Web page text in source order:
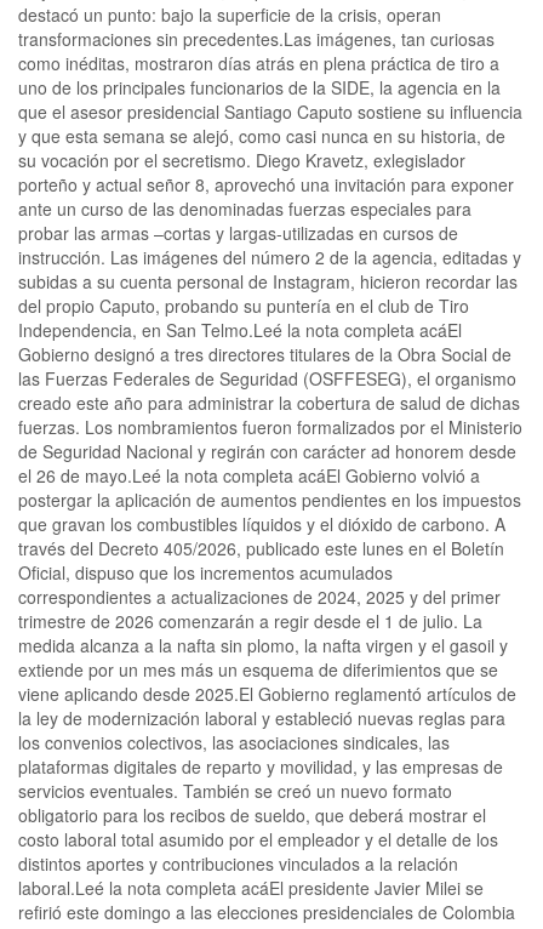
destacó un punto: bajo la superficie de la crisis, operan
transformaciones sin precedentes.Las imágenes, tan curiosas
como inéditas, mostraron días atrás en plena práctica de tiro a
uno de los principales funcionarios de la SIDE, la agencia en la
que el asesor presidencial Santiago Caputo sostiene su influencia
y que esta semana se alejó, como casi nunca en su historia, de
su vocación por el secretismo. Diego Kravetz, exlegislador
porteño y actual señor 8, aprovechó una invitación para exponer
ante un curso de las denominadas fuerzas especiales para
probar las armas –cortas y largas-utilizadas en cursos de
instrucción. Las imágenes del número 2 de la agencia, editadas y
subidas a su cuenta personal de Instagram, hicieron recordar las
del propio Caputo, probando su puntería en el club de Tiro
Independencia, en San Telmo.Leé la nota completa acáEl
Gobierno designó a tres directores titulares de la Obra Social de
las Fuerzas Federales de Seguridad (OSFFESEG), el organismo
creado este año para administrar la cobertura de salud de dichas
fuerzas. Los nombramientos fueron formalizados por el Ministerio
de Seguridad Nacional y regirán con carácter ad honorem desde
el 26 de mayo.Leé la nota completa acáEl Gobierno volvió a
postergar la aplicación de aumentos pendientes en los impuestos
que gravan los combustibles líquidos y el dióxido de carbono. A
través del Decreto 405/2026, publicado este lunes en el Boletín
Oficial, dispuso que los incrementos acumulados
correspondientes a actualizaciones de 2024, 2025 y del primer
trimestre de 2026 comenzarán a regir desde el 1 de julio. La
medida alcanza a la nafta sin plomo, la nafta virgen y el gasoil y
extiende por un mes más un esquema de diferimientos que se
viene aplicando desde 2025.El Gobierno reglamentó artículos de
la ley de modernización laboral y estableció nuevas reglas para
los convenios colectivos, las asociaciones sindicales, las
plataformas digitales de reparto y movilidad, y las empresas de
servicios eventuales. También se creó un nuevo formato
obligatorio para los recibos de sueldo, que deberá mostrar el
costo laboral total asumido por el empleador y el detalle de los
distintos aportes y contribuciones vinculados a la relación
laboral.Leé la nota completa acáEl presidente Javier Milei se
refirió este domingo a las elecciones presidenciales de Colombia